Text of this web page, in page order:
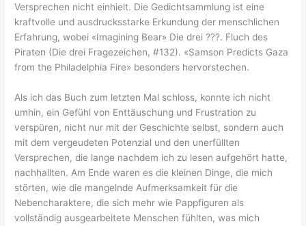
Versprechen nicht einhielt. Die Gedichtsammlung ist eine
kraftvolle und ausdrucksstarke Erkundung der menschlichen
Erfahrung, wobei «Imagining Bear» Die drei ???. Fluch des
Piraten (Die drei Fragezeichen, #132). «Samson Predicts Gaza
from the Philadelphia Fire» besonders hervorstechen.
Als ich das Buch zum letzten Mal schloss, konnte ich nicht
umhin, ein Gefühl von Enttäuschung und Frustration zu
verspüren, nicht nur mit der Geschichte selbst, sondern auch
mit dem vergeudeten Potenzial und den unerfüllten
Versprechen, die lange nachdem ich zu lesen aufgehört hatte,
nachhallten. Am Ende waren es die kleinen Dinge, die mich
störten, wie die mangelnde Aufmerksamkeit für die
Nebencharaktere, die sich mehr wie Pappfiguren als
vollständig ausgearbeitete Menschen fühlten, was mich